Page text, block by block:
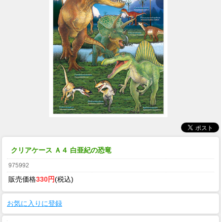
クリアケース Ａ４ 白亜紀の恐竜
975992
販売価格330円(税込)
お気に入りに登録